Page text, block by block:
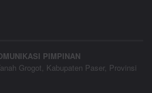
PIMPINAN
Grogot, Kabupaten Paser, Provinsi